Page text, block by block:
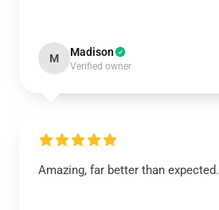
M Madison
Verified owner
Amazing, far better than expected.